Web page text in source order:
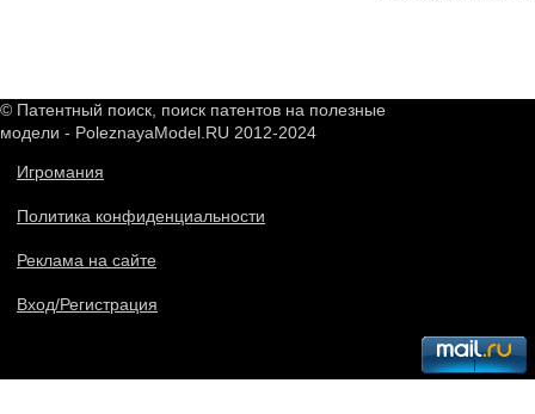
© Патентный поиск, поиск патентов на полезные
модели - PoleznayaModel.RU 2012-2024
Игромания
Политика конфиденциальности
Реклама на сайте
Вход/Регистрация